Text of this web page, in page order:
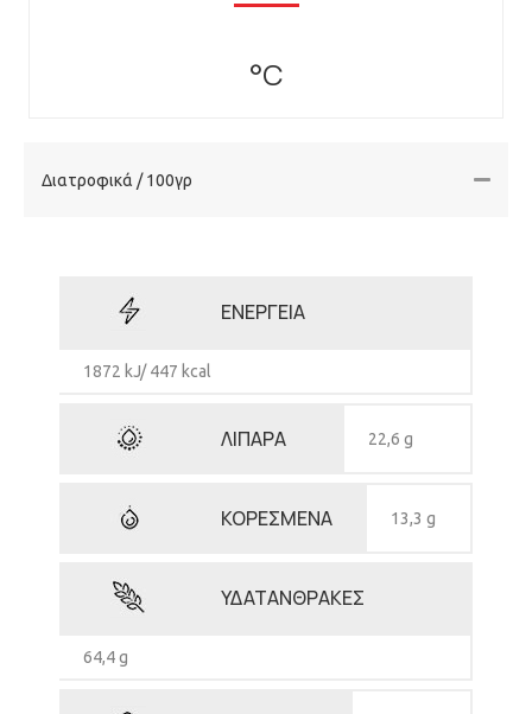
°C
Διατροφικά / 100γρ
ΕΝΕΡΓΕΙΑ
1872 kJ/ 447 kcal
ΛΙΠΑΡΑ 22,6 g
ΚΟΡΕΣΜΕΝΑ 13,3 g
ΥΔΑΤΑΝΘΡΑΚΕΣ
64,4 g